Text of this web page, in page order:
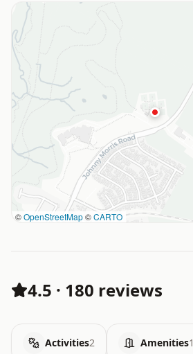
©OpenStreetMap©CARTO
4.5 · 180 reviews
Activities2 Amenities1